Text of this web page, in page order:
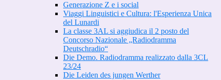
Generazione Z e i social
Viaggi Linguistici e Cultura: l'Esperienza Unica
del Lunardi
La classe 3AL si aggiudica il 2 posto del
Concorso Nazionale „Radiodramma
Deutschradio“
Die Demo. Radiodramma realizzato dalla 3CL
23/24
Die Leiden des jungen Werther